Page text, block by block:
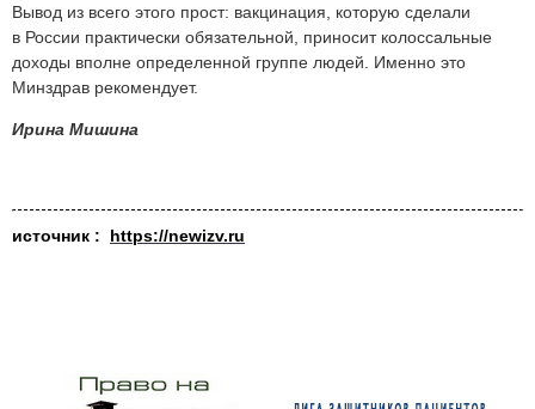
Вывод из всего этого прост: вакцинация, которую сделали
в России практически обязательной, приносит колоссальные
доходы вполне определенной группе людей. Именно это
Минздрав рекомендует.
Ирина Мишина
источник : https://newizv.ru